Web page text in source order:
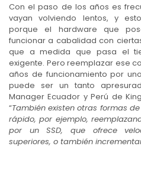
Con el paso de los años es
vayan volviendo lentos, y
porque el hardware que
funcionar a cabalidad con
que a medida que pasa el
exigente. Pero reemplazar ese
años de funcionamiento por
puede ser un tanto
Manager Ecuador y Perú de
“También existen otras formas
rápido, por ejemplo,
por un SSD, que ofrece
superiores, o también